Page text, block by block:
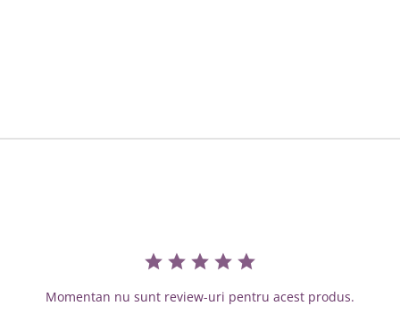
Momentan nu sunt review-uri pentru acest produs.